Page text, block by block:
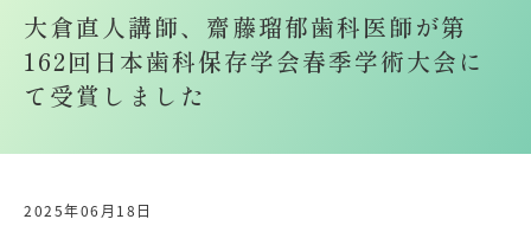
大倉直人講師、齋藤瑠郁歯科医師が第
162回日本歯科保存学会春季学術大会に
て受賞しました
2025年06月18日